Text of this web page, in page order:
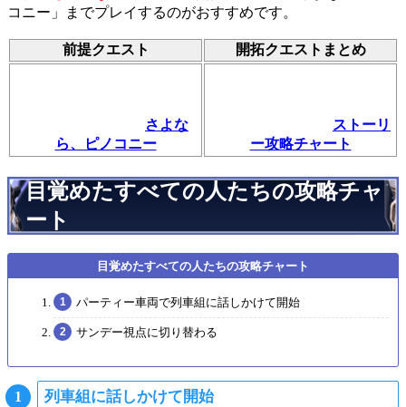
コニー」までプレイするのがおすすめです。
前提クエスト 開拓クエストまとめ
さよな
ら、ピノコニー
ストーリ
ー攻略チャート
目覚めたすべての人たちの攻略チャ
ート
パーティー車両で列車組に話しかけて開始
サンデー視点に切り替わる
列車組に話しかけて開始